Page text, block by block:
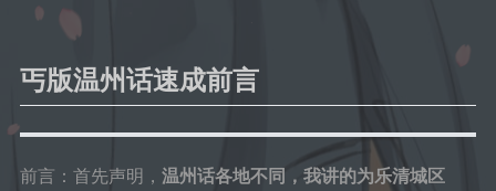
友链
计算机
游戏
明日方舟
皇室战争
体育
羽毛球
教育
登录
丐版温州话速成前言
前言：首先声明， 温州话各地不同，我讲的为乐清城区